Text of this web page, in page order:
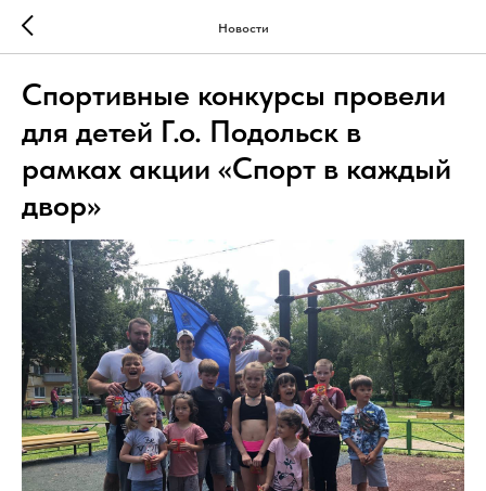
Новости
Спортивные конкурсы провели
для детей Г.о. Подольск в
рамках акции «Спорт в каждый
двор»